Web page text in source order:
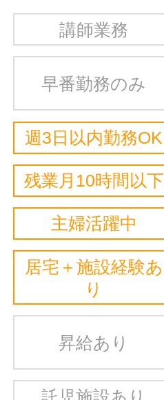
講師業務
早番勤務のみ
週3日以内勤務OK
残業月10時間以下
主婦活躍中
居宅＋施設経験あ
り
昇給あり